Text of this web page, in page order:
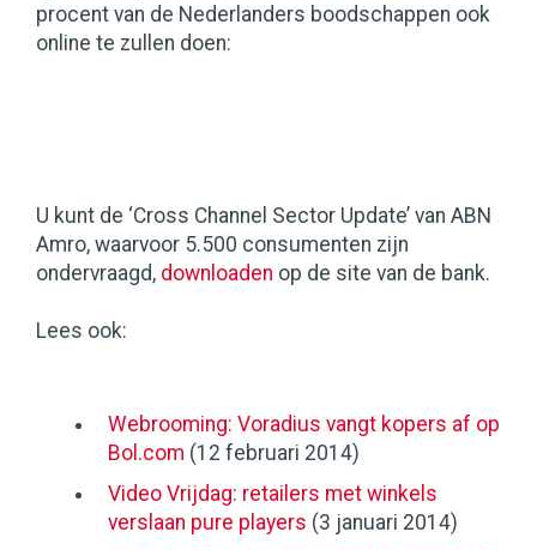
procent van de Nederlanders boodschappen ook
online te zullen doen:
U kunt de ‘Cross Channel Sector Update’ van ABN
Amro, waarvoor 5.500 consumenten zijn
ondervraagd, downloaden op de site van de bank.
Lees ook:
Webrooming: Voradius vangt kopers af op
Bol.com (12 februari 2014)
Video Vrijdag: retailers met winkels
verslaan pure players (3 januari 2014)